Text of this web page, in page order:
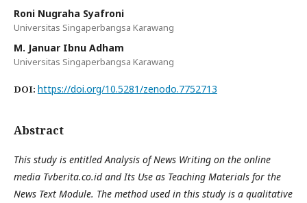
Roni Nugraha Syafroni
Universitas Singaperbangsa Karawang
M. Januar Ibnu Adham
Universitas Singaperbangsa Karawang
DOI: https://doi.org/10.5281/zenodo.7752713
Abstract
This study is entitled Analysis of News Writing on the online
media Tvberita.co.id and Its Use as Teaching Materials for the
News Text Module. The method used in this study is a qualitative